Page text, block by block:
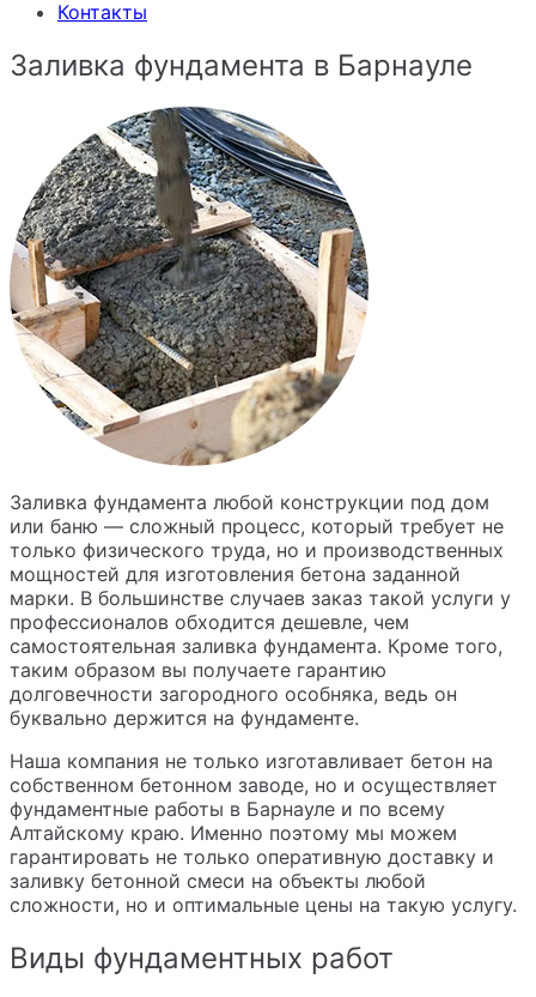
Контакты
Заливка фундамента в Барнауле
Заливка фундамента любой конструкции под дом
или баню — сложный процесс, который требует не
только физического труда, но и производственных
мощностей для изготовления бетона заданной
марки. В большинстве случаев заказ такой услуги у
профессионалов обходится дешевле, чем
самостоятельная заливка фундамента. Кроме того,
таким образом вы получаете гарантию
долговечности загородного особняка, ведь он
буквально держится на фундаменте.
Наша компания не только изготавливает бетон на
собственном бетонном заводе, но и осуществляет
фундаментные работы в Барнауле и по всему
Алтайскому краю. Именно поэтому мы можем
гарантировать не только оперативную доставку и
заливку бетонной смеси на объекты любой
сложности, но и оптимальные цены на такую услугу.
Виды фундаментных работ